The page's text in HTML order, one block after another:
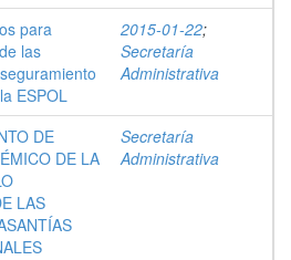
para
las
ESPOL
2015-01-22;
Secretaría
Administrativa
DE
DE LA
LAS
Secretaría
Administrativa